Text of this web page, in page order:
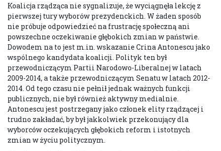
Koalicja rządząca nie sygnalizuje, że wyciągnęła lekcję z
pierwszej tury wyborów prezydenckich. W żaden sposób
nie próbuje odpowiedzieć na frustrację społeczną ani
powszechne oczekiwanie głębokich zmian w państwie.
Dowodem na to jest m.in. wskazanie Crina Antonescu jako
wspólnego kandydata koalicji. Polityk ten był
przewodniczącym Partii Narodowo-Liberalnej w latach
2009-2014, a także przewodniczącym Senatu w latach 2012-
2014. Od tego czasu nie pełnił jednak ważnych funkcji
publicznych, nie był również aktywny medialnie.
Antonescu jest postrzegany jako członek elity rządzącej i
trudno zakładać, by był jakkolwiek przekonujący dla
wyborców oczekujących głębokich reform i istotnych
zmian w życiu politycznym.